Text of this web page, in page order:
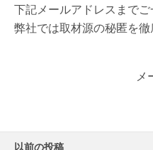
下記メールアドレスまでご
弊社では取材源の秘匿を徹
メ
以前の投稿